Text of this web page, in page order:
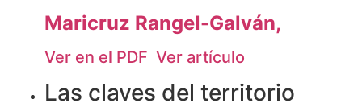
Maricruz Rangel-Galván,
Ver en el PDF Ver artículo
Las claves del territorio